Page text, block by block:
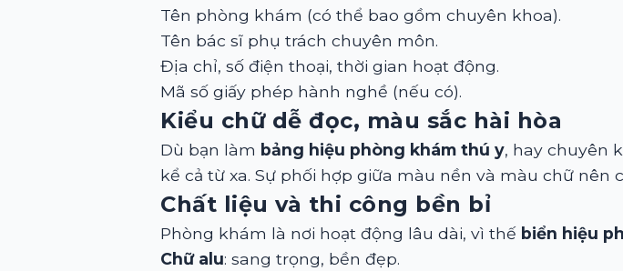
Tên phòng khám (có thể bao gồm chuyên khoa).
Tên bác sĩ phụ trách chuyên môn.
Địa chỉ, số điện thoại, thời gian hoạt động.
Mã số giấy phép hành nghề (nếu có).
Kiểu chữ dễ đọc, màu sắc hài hòa
Dù bạn làm bảng hiệu phòng khám thú y, hay chuyên
kể cả từ xa. Sự phối hợp giữa màu nền và màu chữ nên
Chất liệu và thi công bền bỉ
Phòng khám là nơi hoạt động lâu dài, vì thế biển hiệu
Chữ alu: sang trọng, bền đẹp.